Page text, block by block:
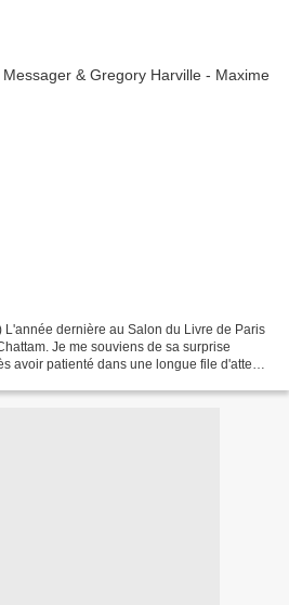
dernière au Salon du Livre de Paris
Je me souviens de sa surprise
avoir patienté dans une longue file d'attente